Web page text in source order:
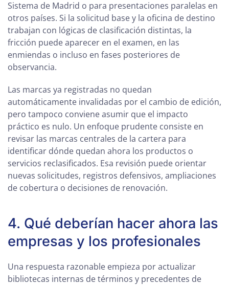
Sistema de Madrid o para presentaciones paralelas en
otros países. Si la solicitud base y la oficina de destino
trabajan con lógicas de clasificación distintas, la
fricción puede aparecer en el examen, en las
enmiendas o incluso en fases posteriores de
observancia.
Las marcas ya registradas no quedan
automáticamente invalidadas por el cambio de edición,
pero tampoco conviene asumir que el impacto
práctico es nulo. Un enfoque prudente consiste en
revisar las marcas centrales de la cartera para
identificar dónde quedan ahora los productos o
servicios reclasificados. Esa revisión puede orientar
nuevas solicitudes, registros defensivos, ampliaciones
de cobertura o decisiones de renovación.
4. Qué deberían hacer ahora las
empresas y los profesionales
Una respuesta razonable empieza por actualizar
bibliotecas internas de términos y precedentes de